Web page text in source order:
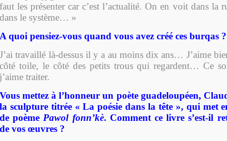
faut les présenter car c’est l’actualité. On en voit dans la
dans le système… »
A quoi pensiez-vous quand vous avez créé ces burqas ?
J’ai travaillé là-dessus il y a au moins dix ans… J’aime
côté toile, le côté des petits trous qui regardent… Ce
j’aime traiter.
Vous mettez à l’honneur un poète guadeloupéen,
la sculpture titrée « La poésie dans la tête », qui met
de poème Pawol fonn’kè. Comment ce livre s’est-il
de vos œuvres ?